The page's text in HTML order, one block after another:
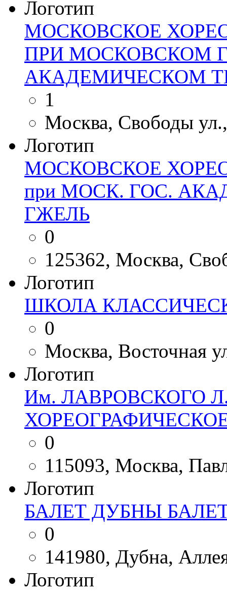
Логотип
МОСКОВСКОЕ
ПРИ МОСКОВСКОМ
АКАДЕМИЧЕСКОМ
1
Москва, Свободы
Логотип
МОСКОВСКОЕ
при МОСК. ГОС.
ГЖЕЛЬ
0
125362, Москва,
Логотип
ШКОЛА
0
Москва, Восточная
Логотип
Им. ЛАВРОВСКОГО
0
115093, Москва,
Логотип
БАЛЕТ ДУБНЫ
0
141980, Дубна,
Логотип